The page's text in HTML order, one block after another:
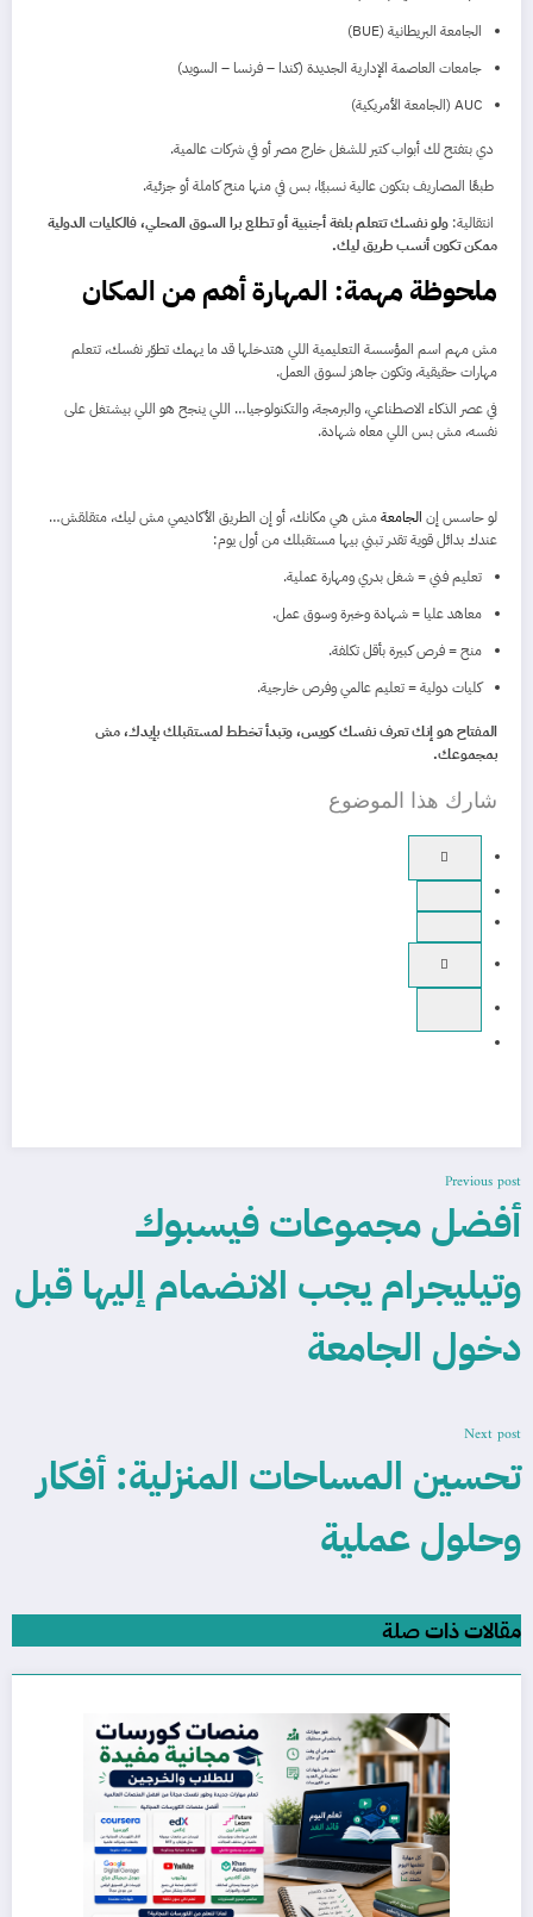
الجامعة البريطانية (BUE)
جامعات العاصمة الإدارية الجديدة (كندا – فرنسا – السويد)
AUC (الجامعة الأمريكية)
دي بتفتح لك أبواب كتير للشغل خارج مصر أو في شركات عالمية.
طبعًا المصاريف بتكون عالية نسبيًا، بس في منها منح كاملة أو جزئية.
انتقالية: ولو نفسك تتعلم بلغة أجنبية أو تطلع برا السوق المحلي، فالكليات الدولية
ممكن تكون أنسب طريق ليك.
ملحوظة مهمة: المهارة أهم من المكان
مش مهم اسم المؤسسة التعليمية اللي هتدخلها قد ما يهمك تطوّر نفسك، تتعلم
مهارات حقيقية، وتكون جاهز لسوق العمل.
في عصر الذكاء الاصطناعي، والبرمجة، والتكنولوجيا… اللي ينجح هو اللي بيشتغل على
نفسه، مش بس اللي معاه شهادة.
لو حاسس إن الجامعةمش هي مكانك، أو إن الطريق الأكاديمي مش ليك، متقلقش…
عندك بدائل قوية تقدر تبني بيها مستقبلك من أول يوم:
تعليم فني = شغل بدري ومهارة عملية.
معاهد عليا = شهادة وخبرة وسوق عمل.
منح = فرص كبيرة بأقل تكلفة.
كليات دولية = تعليم عالمي وفرص خارجية.
المفتاح هو إنك تعرف نفسك كويس، وتبدأ تخطط لمستقبلك بإيدك، مش
بمجموعك.
شارك هذا الموضوع
Previous post
أفضل مجموعات فيسبوك
وتيليجرام يجب الانضمام إليها قبل
دخول الجامعة
Next post
تحسين المساحات المنزلية: أفكار
وحلول عملية
مقالات ذات صلة